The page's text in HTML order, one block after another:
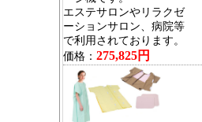
エステサロンやリラクゼ
ーションサロン、病院等
で利用されております。
価格： 275,825円